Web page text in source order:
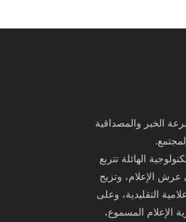
الخبر والمصداقية
الهائلة تتربع
الإعلام، وتزيح
التقليدية، وعلى
الإعلام المسموع،